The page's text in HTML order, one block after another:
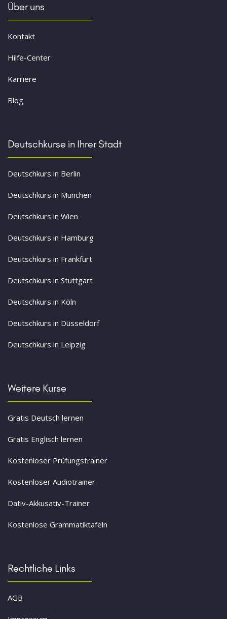
Über uns
Kontakt
Hilfe-Center
Karriere
Blog
Deutschkurse in Ihrer Stadt
Deutschkurs in Berlin
Deutschkurs in München
Deutschkurs in Wien
Deutschkurs in Hamburg
Deutschkurs in Frankfurt
Deutschkurs in Stuttgart
Deutschkurs in Köln
Deutschkurs in Düsseldorf
Deutschkurs in Leipzig
Weitere Kurse
Gratis Deutsch lernen
Gratis Englisch lernen
Kostenloser Prüfungstrainer
Kostenloser Audiotrainer
Dativ-Akkusativ-Trainer
Kostenlose Grammatiktafeln
Rechtliche Links
AGB